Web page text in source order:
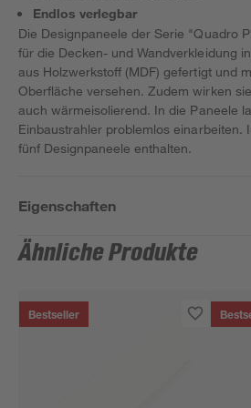
Endlos verlegbar
Die Designpaneele der Serie "Quadro
für die Decken- und Wandverkleidung
aus Holzwerkstoff (MDF) gefertigt und
Oberfläche versehen. Zudem wirken
auch wärmeisolierend. In die Paneele
Einbaustrahler problemlos einarbeiten.
fünf Designpaneele enthalten.
Eigenschaften
Ähnliche Produkte
Bestseller